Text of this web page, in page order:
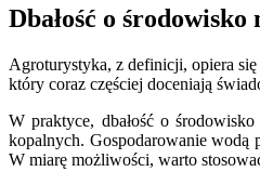
Dbałość o
Agroturystyka, z definicji, opiera
który coraz częściej doceniają
W praktyce, dbałość o
kopalnych. Gospodarowanie wodą
W miarę możliwości, warto